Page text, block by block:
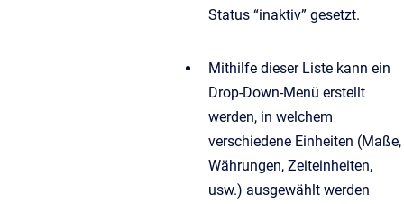
Status “inaktiv” gesetzt.
Mithilfe dieser Liste kann ein
Drop-Down-Menü erstellt
werden, in welchem
verschiedene Einheiten (Maße,
Währungen, Zeiteinheiten,
usw.) ausgewählt werden